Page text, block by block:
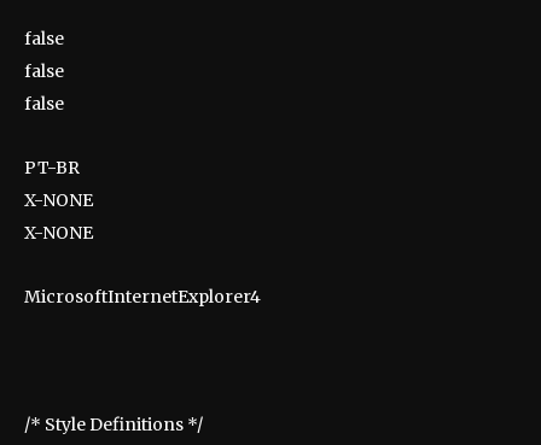
false
false
false
PT-BR
X-NONE
X-NONE
MicrosoftInternetExplorer4
/* Style Definitions */